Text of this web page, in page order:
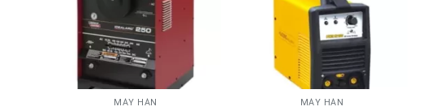
MÁY HÀN MÁY HÀN